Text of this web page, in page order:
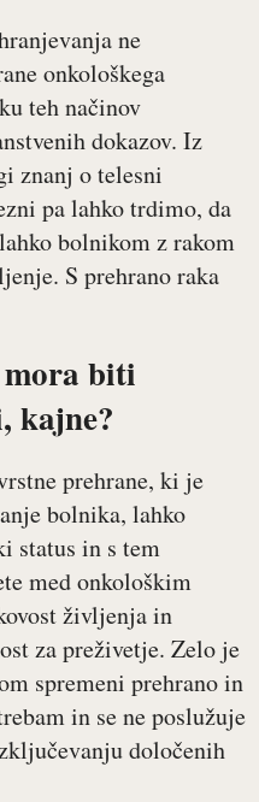
ne
onkološkega
teh načinov
dokazov. Iz
znanj o telesni
pa lahko trdimo, da
bolnikom z rakom
S prehrano raka
biti
kajne?
prehrane, ki je
bolnika, lahko
status in s tem
med onkološkim
življenja in
za preživetje. Zelo je
spremeni prehrano in
in se ne poslužuje
določenih